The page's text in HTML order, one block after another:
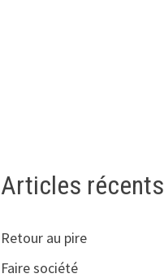
Articles récents
Retour au pire
Faire société